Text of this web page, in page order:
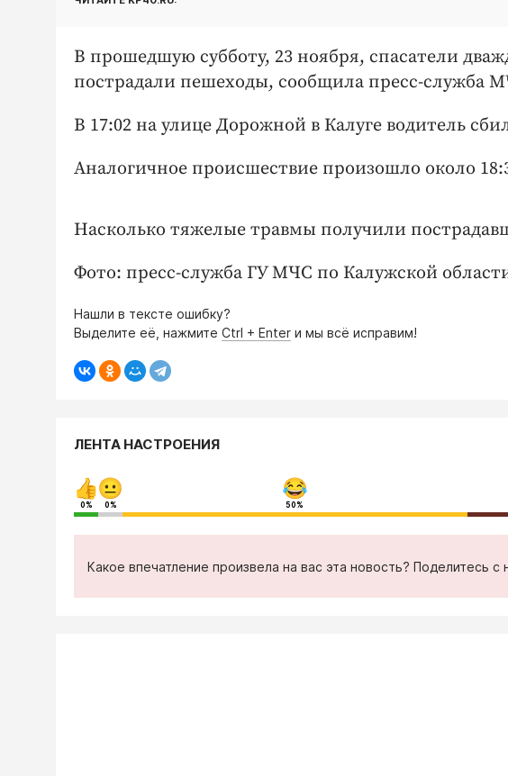
В прошедшую субботу, 23 ноября, спасатели
пострадали пешеходы, сообщила пресс-служба
В 17:02 на улице Дорожной в Калуге водитель
Аналогичное происшествие произошло около
Насколько тяжелые травмы получили
Фото: пресс-служба ГУ МЧС по Калужской
Нашли в тексте ошибку?
Выделите её, нажмите Ctrl + Enter и мы всё исправим!
ЛЕНТА НАСТРОЕНИЯ
0% 0% 50%
Какое впечатление произвела на вас эта новость? Поделитесь с